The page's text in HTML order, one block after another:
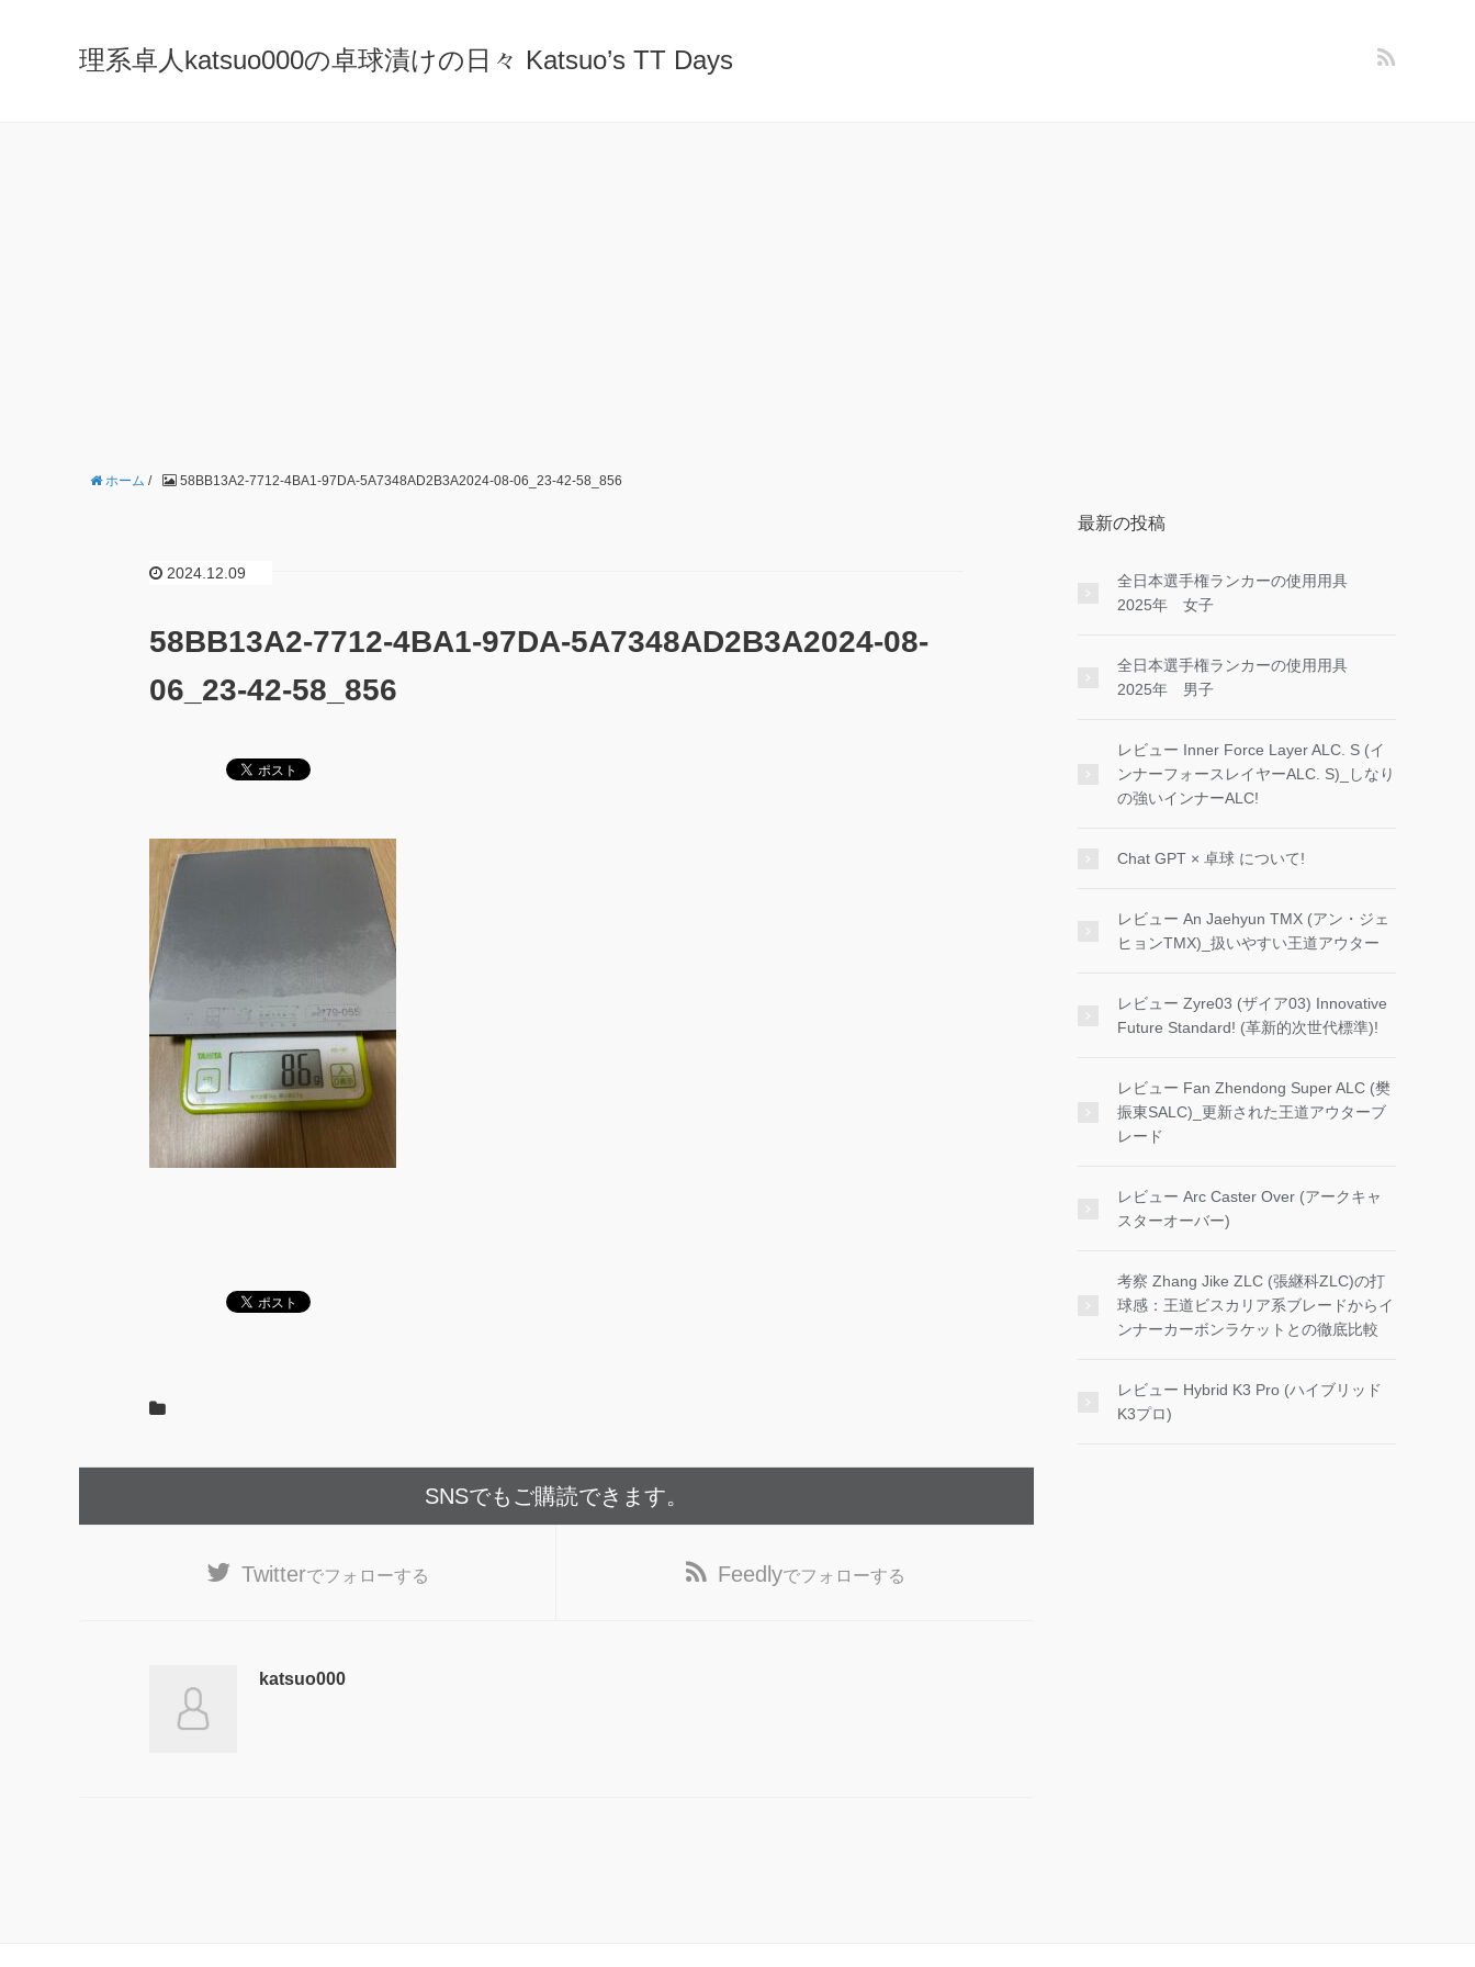
理系卓人katsuo000の卓球漬けの日々 Katsuo’s TT Days
ホーム / 58BB13A2-7712-4BA1-97DA-5A7348AD2B3A2024-08-06_23-42-58_856
2024.12.09
58BB13A2-7712-4BA1-97DA-5A7348AD2B3A2024-08-
06_23-42-58_856
SNSでもご購読できます。
Twitterでフォローする Feedlyでフォローする
katsuo000
最新の投稿
全日本選手権ランカーの使用用具
2025年 女子
全日本選手権ランカーの使用用具
2025年 男子
レビュー Inner Force Layer ALC. S (イ
ンナーフォースレイヤーALC. S)_しなり
の強いインナーALC!
Chat GPT × 卓球 について!
レビュー An Jaehyun TMX (アン・ジェ
ヒョンTMX)_扱いやすい王道アウター
レビュー Zyre03 (ザイア03) Innovative
Future Standard! (革新的次世代標準)!
レビュー Fan Zhendong Super ALC (樊
振東SALC)_更新された王道アウターブ
レード
レビュー Arc Caster Over (アークキャ
スターオーバー)
考察 Zhang Jike ZLC (張継科ZLC)の打
球感：王道ビスカリア系ブレードからイ
ンナーカーボンラケットとの徹底比較
レビュー Hybrid K3 Pro (ハイブリッド
K3プロ)